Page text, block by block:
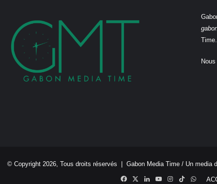
Time.
© Copyright 2026, Tous droits réservés | Gabon Media Time / Un media
Facebook
X LinkedinYouTubeInstagram
TikTok